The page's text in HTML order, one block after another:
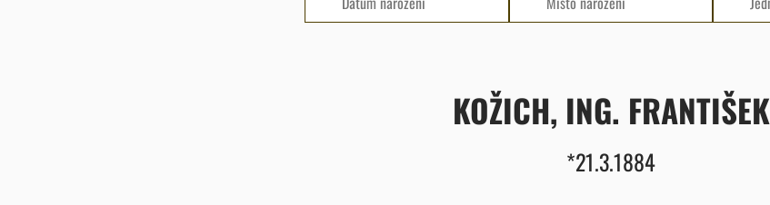
KOŽICH, ING. FRANTIŠEK
*21.3.1884